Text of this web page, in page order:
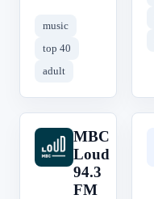
music
top 40
adult
M
MBC
Loud
94.3
FM